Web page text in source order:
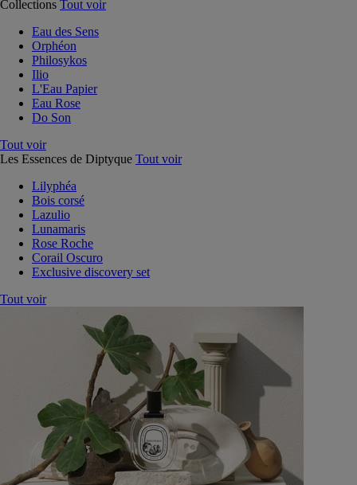
Collections Tout voir
Eau des Sens
Orphéon
Philosykos
Ilio
L'Eau Papier
Eau Rose
Do Son
Tout voir
Les Essences de Diptyque Tout voir
Lilyphéa
Bois corsé
Lazulio
Lunamaris
Rose Roche
Corail Oscuro
Exclusive discovery set
Tout voir